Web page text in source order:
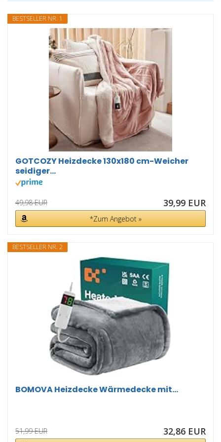
BESTSELLER NR. 1
GOTCOZY Heizdecke 130x180 cm-Weicher
seidiger...
49,98 EUR 39,99 EUR
*Zum Angebot »
BESTSELLER NR. 2
BOMOVA Heizdecke Wärmedecke mit...
51,99 EUR 32,86 EUR